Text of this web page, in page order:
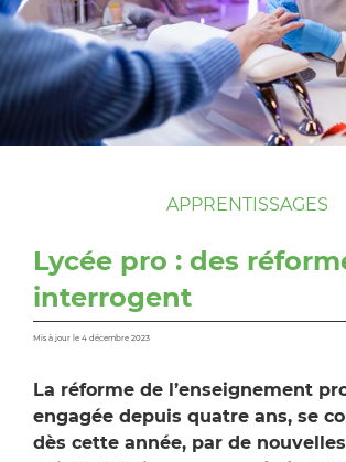
APPRENTISSAGES
Lycée pro : des
interrogent
Mis à jour le 4 décembre 2023
La réforme de l’enseignement
engagée depuis quatre ans, se
dès cette année, par de